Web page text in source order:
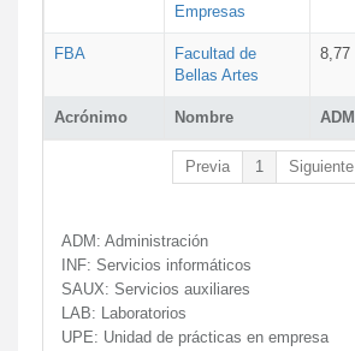
Acrónimo Nombre ADM
Empresas
FBA
Facultad de
Bellas Artes
8,77
Previa 1 Siguiente
ADM: Administración
INF: Servicios informáticos
SAUX: Servicios auxiliares
LAB: Laboratorios
UPE: Unidad de prácticas en empresa